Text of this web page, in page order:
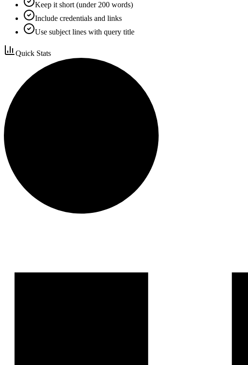
Keep it short (under 200 words)
Include credentials and links
Use subject lines with query title
Quick Stats